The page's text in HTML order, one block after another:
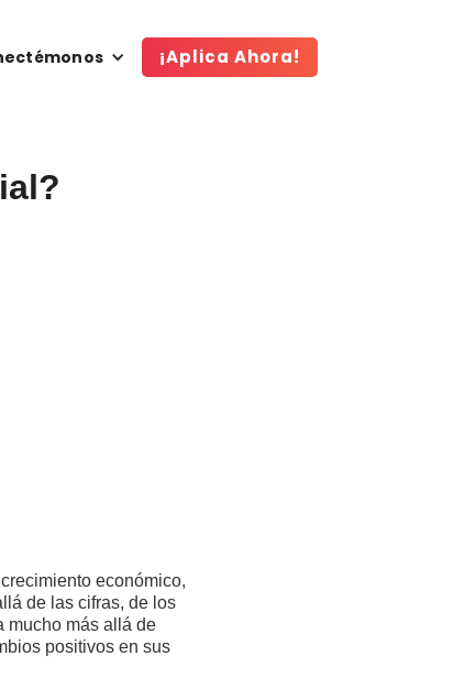
¡Aplica Ahora!
económico,
de las cifras, de los
mucho más allá de
positivos en sus